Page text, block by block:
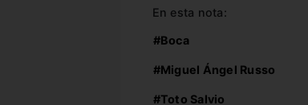
En esta nota:
#Boca
#Miguel Ángel Russo
#Toto Salvio